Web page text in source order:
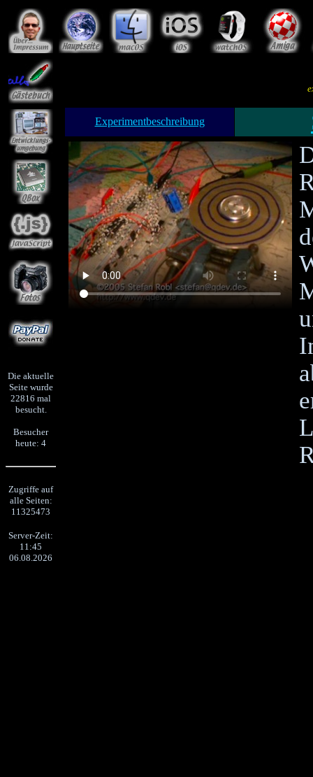
Die aktuelle
Seite wurde
22816 mal
besucht.
Besucher
heute: 4
Zugriffe auf
alle Seiten:
11325473
Server-Zeit:
11:45
06.08.2026
Experimentbeschreibung